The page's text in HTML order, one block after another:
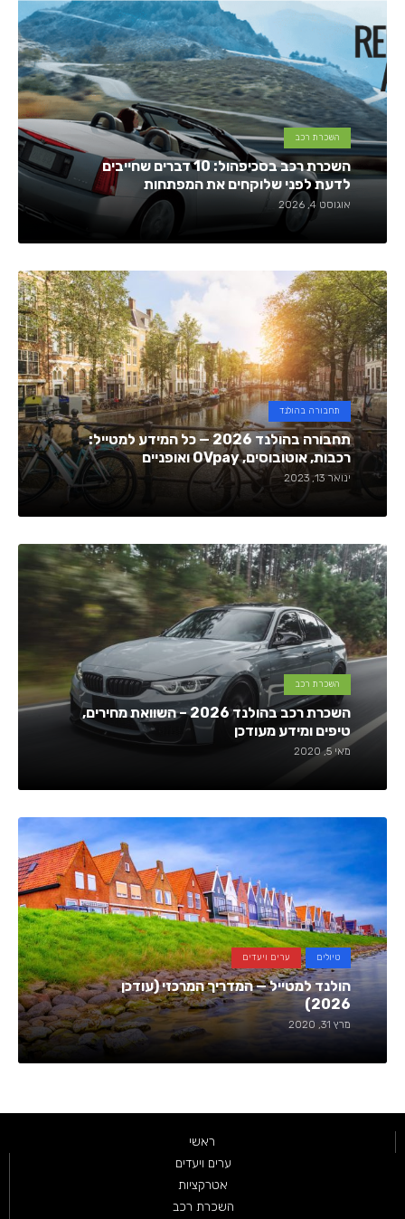
השכרת רכב
השכרת רכב בסכיפהול: 10 דברים שחייבים
לדעת לפני שלוקחים את המפתחות
אוגוסט 4, 2026
תחבורה בהולנד
תחבורה בהולנד 2026 — כל המידע למטייל:
רכבות, אוטובוסים, OVpay ואופניים
ינואר 13, 2023
השכרת רכב
השכרת רכב בהולנד 2026 – השוואת מחירים,
טיפים ומידע מעודכן
מאי 5, 2020
טיולים ערים ויעדים
הולנד למטייל — המדריך המרכזי (עודכן
2026)
מרץ 31, 2020
ראשי
ערים ויעדים
אטרקציות
השכרת רכב